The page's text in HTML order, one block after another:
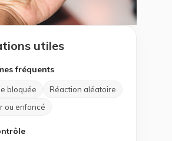
utiles
fréquents
bloquée
Réaction aléatoire
ou enfoncé